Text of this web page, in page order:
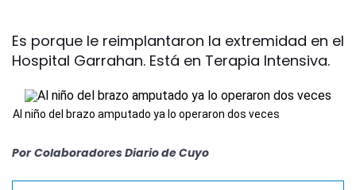
Es porque le reimplantaron la extremidad en el
Hospital Garrahan. Está en Terapia Intensiva.
Al niño del brazo amputado ya lo operaron dos veces
Por Colaboradores Diario de Cuyo